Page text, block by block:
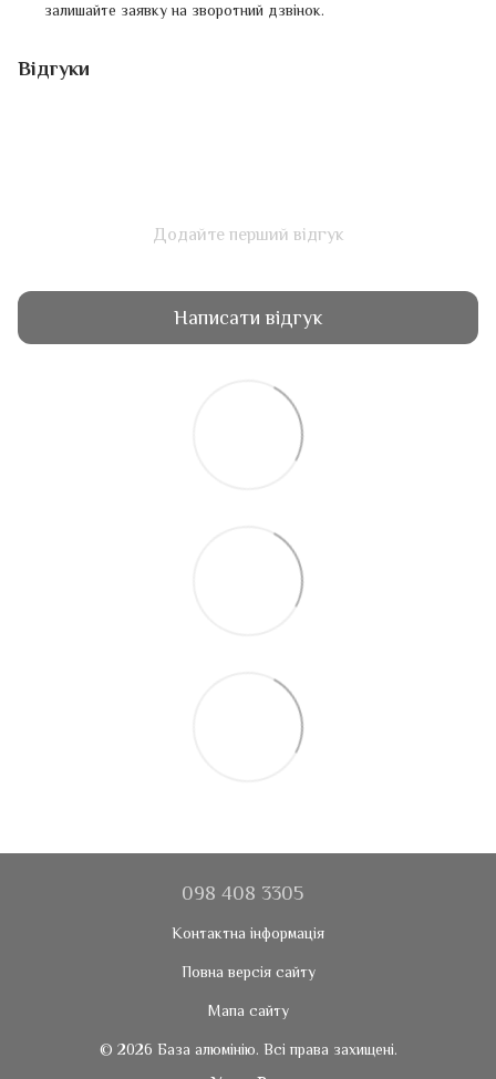
залишайте заявку на зворотний дзвінок.
Відгуки
Додайте перший відгук
Написати відгук
098 408 3305
Контактна інформація
Повна версія сайту
Мапа сайту
© 2026 База алюмінію. Всі права захищені.